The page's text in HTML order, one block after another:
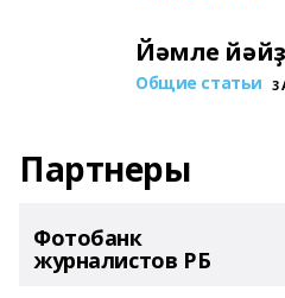
Йәмле
Общие статьи 3
Партнеры
Фотобанк
журналистов РБ